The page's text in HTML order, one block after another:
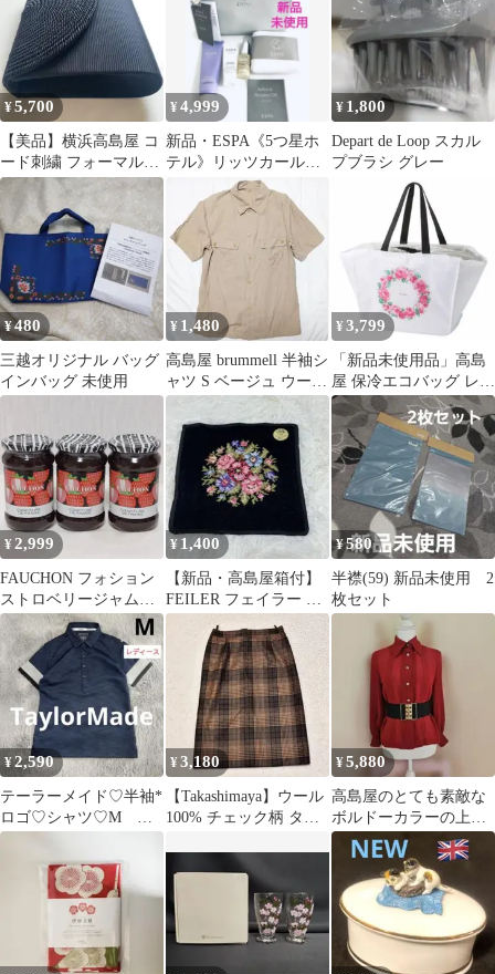
¥5,700
【美品】横浜高島屋 コ
ード刺繍 フォーマルバ
ッグ 黒 2WAY
¥4,999
新品・ESPA《5つ星ホ
テル》リッツカールト
ンSPA★ESPAポーチ付
き！★
¥ 1,800
Depart de Loop スカル
プブラシ グレー
¥480
三越オリジナル バッグ
インバッグ 未使用
¥ 1,480
高島屋 brummell 半袖シ
ャツ S ベージュ ウール
混 綿毛 古着
¥ 3,799
「新品未使用品」高島
屋 保冷エコバッグ レジ
カゴ 完売商品
¥2,999
FAUCHON フォション
ストロベリージャム
365g 3個セット
¥ 1,400
【新品・高島屋箱付】
FEILER フェイラー ハ
ンカチ 黒 花柄 シュニ
ール織
¥580
半襟(59) 新品未使用 2
枚セット
¥2,590
テーラーメイド♡半袖*
ロゴ♡シャツ♡M ゴ
ルフ/テニス/スポーツ
¥3,180
【Takashimaya】ウール
100% チェック柄 タイ
¥5,880
高島屋のとても素敵な
ボルドーカラーの上品
ブラウス